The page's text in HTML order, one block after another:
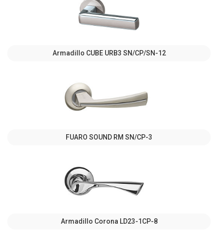
Armadillo CUBE URB3 SN/CP/SN-12
FUARO SOUND RM SN/CP-3
Armadillo Corona LD23-1CP-8